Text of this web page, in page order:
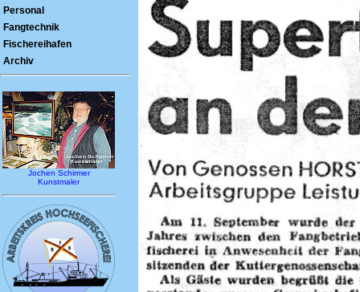
Personal
Fangtechnik
Fischereihafen
Archiv
Jochen Schirmer
Kunstmaler